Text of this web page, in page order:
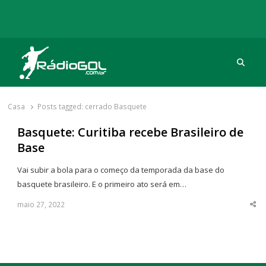
Rádio Gol
Há mais de 20 anos com as melhores coberturas
Casa Posts tagged: cerrado Basquete
Basquete: Curitiba recebe Brasileiro de
Base
Vai subir a bola para o começo da temporada da base do
basquete brasileiro. E o primeiro ato será em…
maio 27, 2022